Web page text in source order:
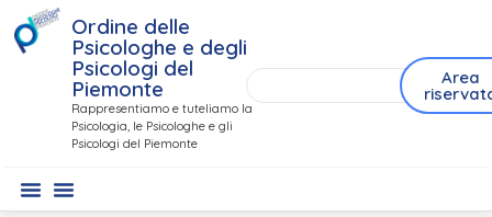
Ordine delle
Psicologhe e degli
Psicologi del
Piemonte
Rappresentiamo e tuteliamo la
Psicologia, le Psicologhe e gli
Psicologi del Piemonte
Area